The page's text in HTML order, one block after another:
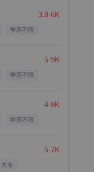
3.8-6K
学历不限
5-9K
学历不限
4-8K
学历不限
5-7K
大专